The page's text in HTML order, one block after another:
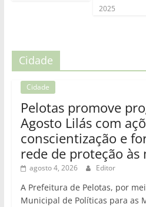
2025
Cidade
Cidade
Pelotas promove
Agosto Lilás com
conscientização e
rede de proteção às
agosto 4, 2026 Editor
A Prefeitura de Pelotas, por
Municipal de Políticas para as